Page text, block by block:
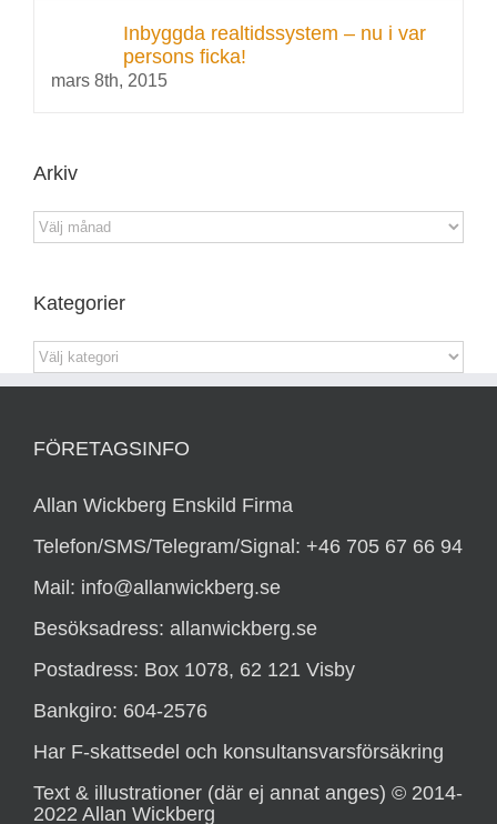
Inbyggda realtidssystem – nu i var
persons ficka!
mars 8th, 2015
Arkiv
Arkiv
Kategorier
Kategorier
FÖRETAGSINFO
Allan Wickberg Enskild Firma
Telefon/SMS/Telegram/Signal: +46 705 67 66 94
Mail: info@allanwickberg.se
Besöksadress: allanwickberg.se
Postadress: Box 1078, 62 121 Visby
Bankgiro: 604-2576
Har F-skattsedel och konsultansvarsförsäkring
Text & illustrationer (där ej annat anges) © 2014-
2022 Allan Wickberg